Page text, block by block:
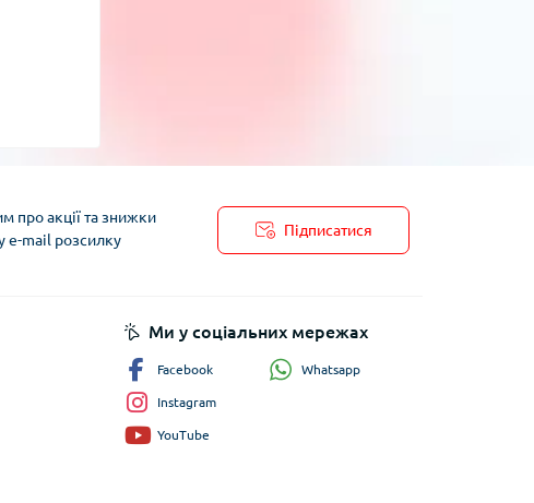
про акції та знижки
e-mail розсилку
Підписатися
Ми у соціальних мережах
Facebook
Instagram
YouTube
Whatsapp